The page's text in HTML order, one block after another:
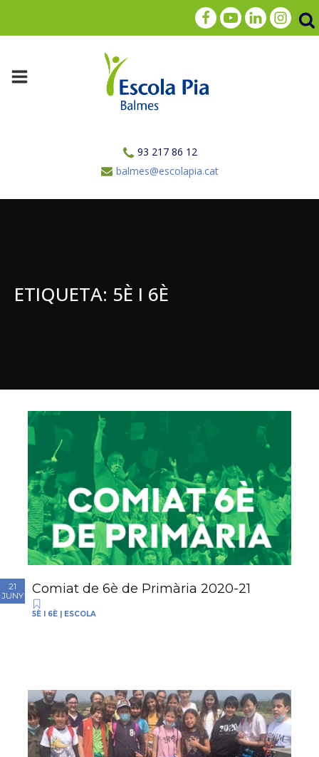
93 217 86 12
balmes@escolapia.cat
ETIQUETA: 5È I 6È
21
JUNY
Comiat de 6è de Primària 2020-21
5È I 6È | ESCOLA